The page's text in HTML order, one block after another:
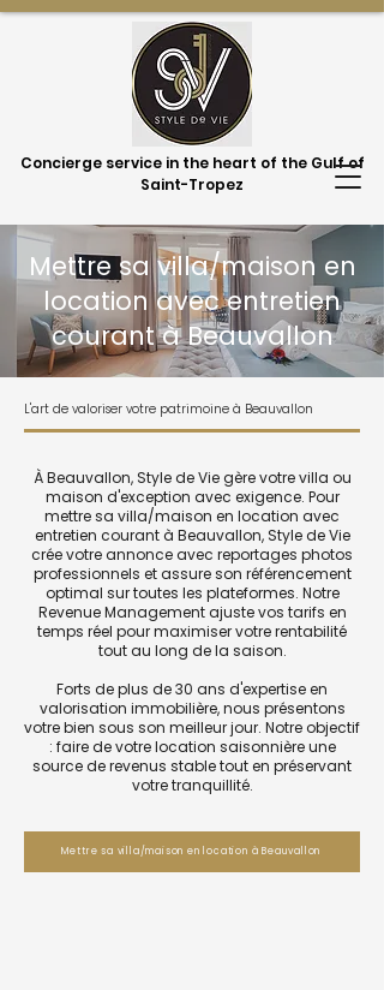
Concierge service in the heart of the Gulf of
Saint-Tropez
Mettre sa villa/maison en
location avec entretien
courant à Beauvallon
L'art de valoriser votre patrimoine à Beauvallon
À Beauvallon, Style de Vie gère votre villa ou
maison d'exception avec exigence. Pour
mettre sa villa/maison en location avec
entretien courant à Beauvallon, Style de Vie
crée votre annonce avec reportages photos
professionnels et assure son référencement
optimal sur toutes les plateformes. Notre
Revenue Management ajuste vos tarifs en
temps réel pour maximiser votre rentabilité
tout au long de la saison.
Forts de plus de 30 ans d'expertise en
valorisation immobilière, nous présentons
votre bien sous son meilleur jour. Notre objectif
: faire de votre location saisonnière une
source de revenus stable tout en préservant
votre tranquillité.
Mettre sa villa/maison en location à Beauvallon